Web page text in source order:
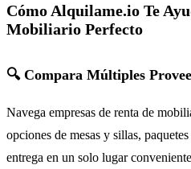
Cómo Alquilame.io Te
Mobiliario Perfecto
🔍 Compara Múltiples
Navega empresas de renta de
opciones de mesas y sillas,
entrega en un solo lugar